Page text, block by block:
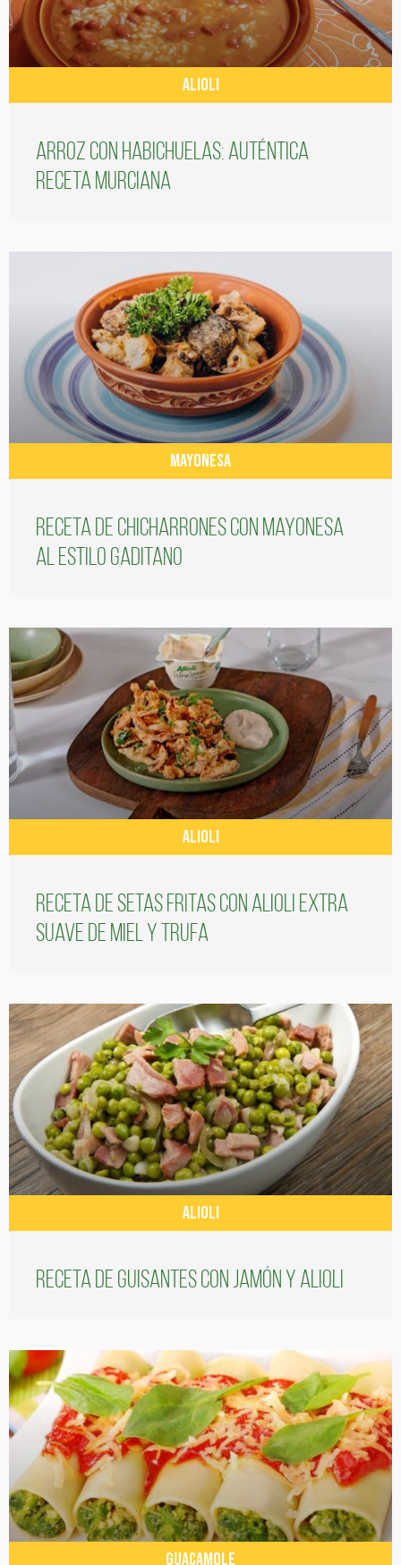
ALIOLI
Arroz con habichuelas: auténtica
receta murciana
MAYONESA
Receta de chicharrones con mayonesa
al estilo gaditano
ALIOLI
Receta de setas fritas con alioli extra
suave de miel y trufa
ALIOLI
Receta de guisantes con jamón y alioli
GUACAMOLE